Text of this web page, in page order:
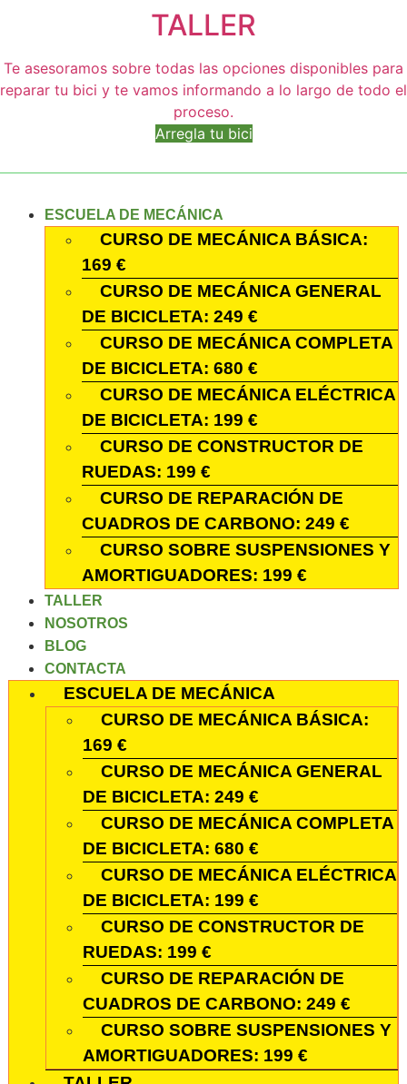
TALLER
Te asesoramos sobre todas las opciones disponibles para
reparar tu bici y te vamos informando a lo largo de todo el
proceso.
Arregla tu bici
ESCUELA DE MECÁNICA
CURSO DE MECÁNICA BÁSICA:
169 €
CURSO DE MECÁNICA GENERAL
DE BICICLETA: 249 €
CURSO DE MECÁNICA COMPLETA
DE BICICLETA: 680 €
CURSO DE MECÁNICA ELÉCTRICA
DE BICICLETA: 199 €
CURSO DE CONSTRUCTOR DE
RUEDAS: 199 €
CURSO DE REPARACIÓN DE
CUADROS DE CARBONO: 249 €
CURSO SOBRE SUSPENSIONES Y
AMORTIGUADORES: 199 €
TALLER
NOSOTROS
BLOG
CONTACTA
ESCUELA DE MECÁNICA
CURSO DE MECÁNICA BÁSICA:
169 €
CURSO DE MECÁNICA GENERAL
DE BICICLETA: 249 €
CURSO DE MECÁNICA COMPLETA
DE BICICLETA: 680 €
CURSO DE MECÁNICA ELÉCTRICA
DE BICICLETA: 199 €
CURSO DE CONSTRUCTOR DE
RUEDAS: 199 €
CURSO DE REPARACIÓN DE
CUADROS DE CARBONO: 249 €
CURSO SOBRE SUSPENSIONES Y
AMORTIGUADORES: 199 €